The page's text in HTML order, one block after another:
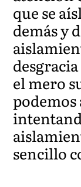
que se
demás y
el mero
sencillo